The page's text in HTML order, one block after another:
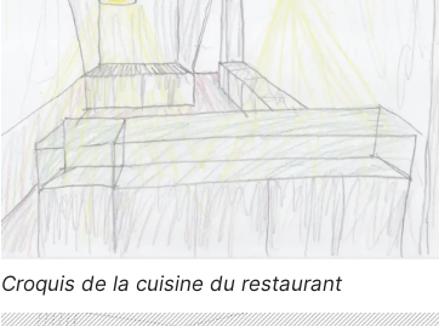
Croquis de la cuisine du restaurant